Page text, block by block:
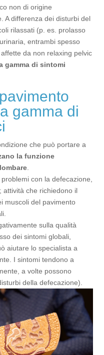
non di origine
A differenza dei disturbi del
rilassati (p. es. prolasso
entrambi spesso
da non relaxing pelvic
gamma di sintomi
gamma di
che può portare a
la funzione
con la defecazione,
attività che richiedono il
muscoli del pavimento
sulla qualità
dei sintomi globali,
aiutare lo specialista a
I sintomi tendono a
a volte possono
della defecazione).